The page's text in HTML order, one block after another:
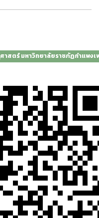
าสตร์ มหาวิทยาลัยราชภัฏกำแพงเ